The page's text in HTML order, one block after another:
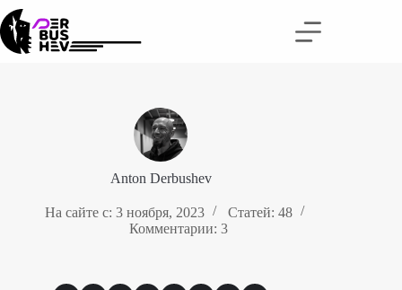
Перейти
к
сути
Anton Derbushev
На сайте с: 3 ноября, 2023
Статей: 48
Комментарии: 3